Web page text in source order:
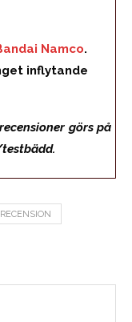
Namco.
inflytande
görs på
RECENSION